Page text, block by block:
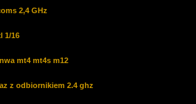
2,4 GHz
1/16
mt4 mt4s m12
z odbiornikiem 2.4 ghz